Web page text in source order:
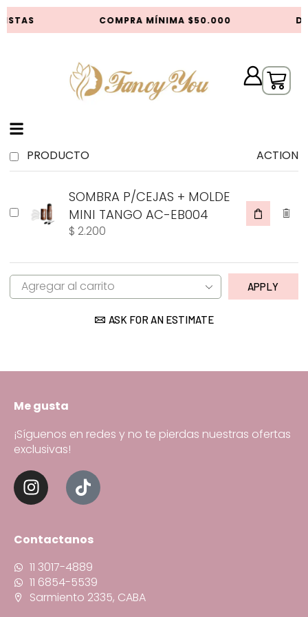
COMPRA MÍNIMA $50.000
PRODUCTO ACTION
SOMBRA P/CEJAS + MOLDE
MINI TANGO AC-EB004
$ 2.200
APPLY
ASK FOR AN ESTIMATE
Me gusta
¡Síguenos en redes y no te pierdas nuestras ofertas
exclusivas!
Contactanos
11 3017-4889
11 6854-5539
Sarmiento 2335, CABA